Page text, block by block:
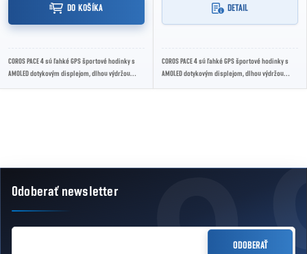
DO KOŠÍKA
COROS PACE 4 sú ľahké GPS športové hodinky s
AMOLED dotykovým displejom, dlhou výdržou
DETAIL
COROS PACE 4 sú ľahké GPS športové hodinky s
AMOLED dotykovým displejom, dlhou výdržou
Zápätie
Odoberať newsletter
ODOBERAŤ